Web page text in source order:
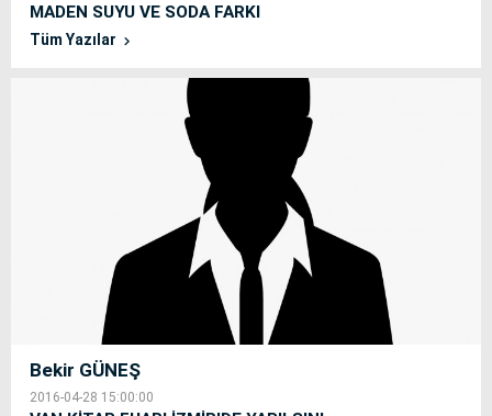
MADEN SUYU VE SODA FARKI
Tüm Yazılar
Bekir GÜNEŞ
2016-04-28 15:00:00